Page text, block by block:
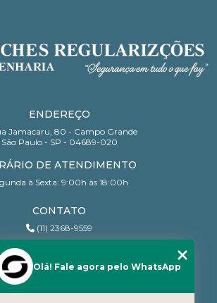
ENDEREÇO
Jamacaru, 80 - Campo Grande
São Paulo - SP - 04689-020
DE ATENDIMENTO
à Sexta: 9:00h às 18:00h
CONTATO
(11) 2368-9559
contato@sanchesri.com.br
Olá! Fale agora pelo WhatsApp